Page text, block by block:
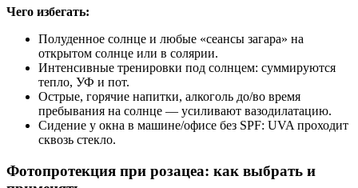
Чего избегать:
Полуденное солнце и любые «сеансы загара» на
открытом солнце или в солярии.
Интенсивные тренировки под солнцем: суммируются
тепло, УФ и пот.
Острые, горячие напитки, алкоголь до/во время
пребывания на солнце — усиливают вазодилатацию.
Сидение у окна в машине/офисе без SPF: UVA проходит
сквозь стекло.
Фотопротекция при розацеа: как выбрать и